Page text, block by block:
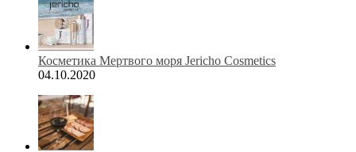
Косметика Мертвого моря Jericho Cosmetics
04.10.2020